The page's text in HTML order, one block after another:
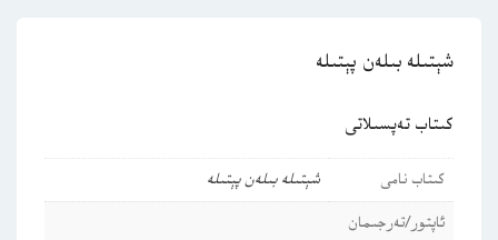
شېتىلە بىلەن پېتىلە
كىتاب تەپسىلاتى
كىتاب نامى
شېتىلە بىلەن پېتىلە
ئاپتور/تەرجىمان